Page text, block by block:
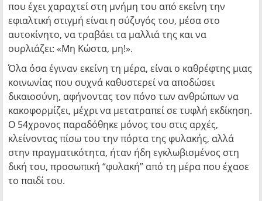
που έχει χαραχτεί στη μνήμη του από εκείνη την
εφιαλτική στιγμή είναι η σύζυγός του, μέσα στο
αυτοκίνητο, να τραβάει τα μαλλιά της και να
ουρλιάζει: «Μη Κώστα, μη!».
Όλα όσα έγιναν εκείνη τη μέρα, είναι ο καθρέφτης μιας
κοινωνίας που συχνά καθυστερεί να αποδώσει
δικαιοσύνη, αφήνοντας τον πόνο των ανθρώπων να
κακοφορμίζει, μέχρι να μετατραπεί σε τυφλή εκδίκηση.
Ο 54χρονος παραδόθηκε μόνος του στις αρχές,
κλείνοντας πίσω του την πόρτα της φυλακής, αλλά
στην πραγματικότητα, ήταν ήδη εγκλωβισμένος στη
δική του, προσωπική “φυλακή” από τη μέρα που έχασε
το παιδί του.